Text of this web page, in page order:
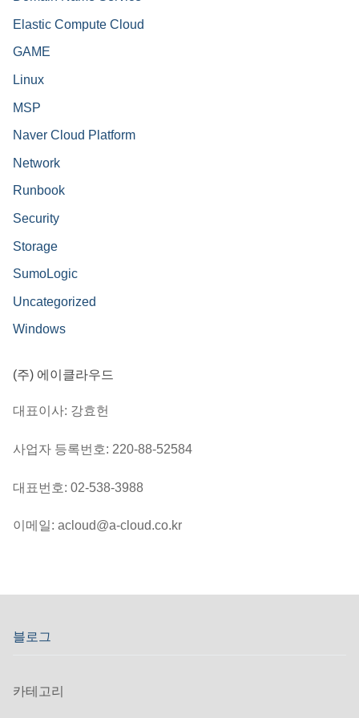
Elastic Compute Cloud
GAME
Linux
MSP
Naver Cloud Platform
Network
Runbook
Security
Storage
SumoLogic
Uncategorized
Windows
(주) 에이클라우드
대표이사: 강효헌
사업자 등록번호: 220-88-52584
대표번호: 02-538-3988
이메일: acloud@a-cloud.co.kr
블로그
카테고리